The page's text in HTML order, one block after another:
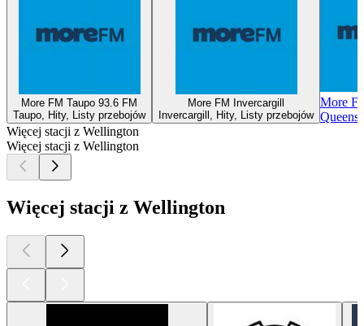
More FM Taupo 93.6 FM
Taupo, Hity, Listy przebojów
More FM Invercargill
Invercargill, Hity, Listy przebojów
More
Więcej stacji z Wellington
Więcej stacji z Wellington
Więcej stacji z Wellington